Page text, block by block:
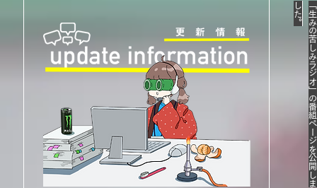
「生みの苦しみラジオ」の番組ページを公開
​し
ま
し
た
。